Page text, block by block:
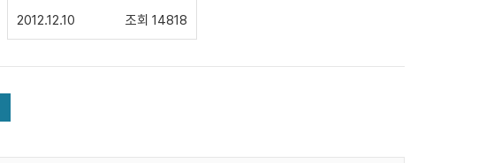
2012.12.10 조회 14818